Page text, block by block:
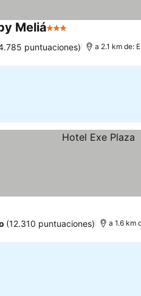
Meliá3 Estrellas
puntuaciones) a 2.1 km de:
(12.310 puntuaciones) a 1.6 km